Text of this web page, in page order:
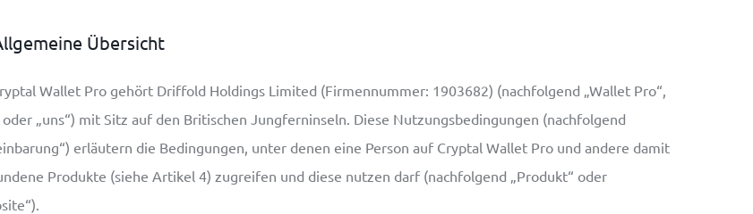
Übersicht
Wallet Pro gehört Driffold Holdings Limited (Firmennummer: 1903682) (nachfolgend „Wallet Pro“,
oder „uns“) mit Sitz auf den Britischen Jungferninseln. Diese Nutzungsbedingungen (nachfolgend
erläutern die Bedingungen, unter denen eine Person auf Cryptal Wallet Pro und andere damit
Produkte (siehe Artikel 4) zugreifen und diese nutzen darf (nachfolgend „Produkt“ oder